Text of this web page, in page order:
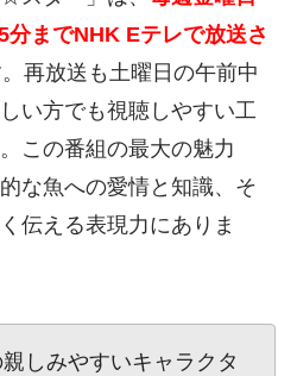
までNHK Eテレで放送さ
再放送も土曜日の午前中
い方でも視聴しやすい工
この番組の最大の魅力
な魚への愛情と知識、そ
伝える表現力にありま
しみやすいキャラクタ